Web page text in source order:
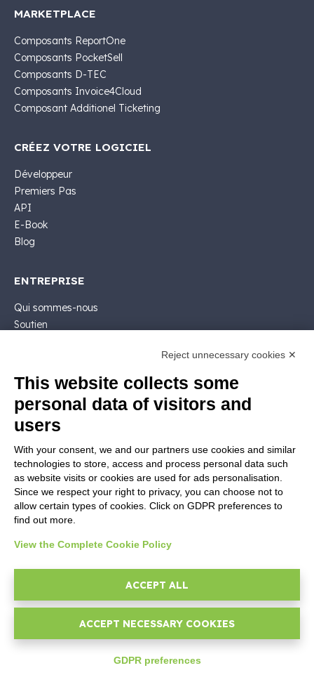
MARKETPLACE
Composants ReportOne
Composants PocketSell
Composants D-TEC
Composants Invoice4Cloud
Composant Additionel Ticketing
CRÉEZ VOTRE LOGICIEL
Développeur
Premiers Pas
API
E-Book
Blog
ENTREPRISE
Qui sommes-nous
Soutien
Suivez Nios4
MENTIONS LÉGALES
Documentation contractuelle et RGPD
Conditions générales de livraison
Conditions générales de vente
Conditions du service d'assistance
Politiques de confidentialité
Security Policy
© 2026D-One Software House-
Tous les droits sont réservés - P.IVA: 02211990367 -
-ZAR
Reject unnecessary cookies ✕
This website collects some
personal data of visitors and
users
With your consent, we and our partners use cookies and similar
technologies to store, access and process personal data such
as website visits or cookies are used for ads personalisation.
Since we respect your right to privacy, you can choose not to
allow certain types of cookies. Click on GDPR preferences to
find out more.
View the Complete Cookie Policy
ACCEPT ALL
ACCEPT NECESSARY COOKIES
GDPR preferences